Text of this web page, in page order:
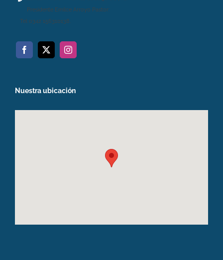
Presidente Emilce Arroyo Pastor:
Tel 0342 156310138.
Nuestra ubicación